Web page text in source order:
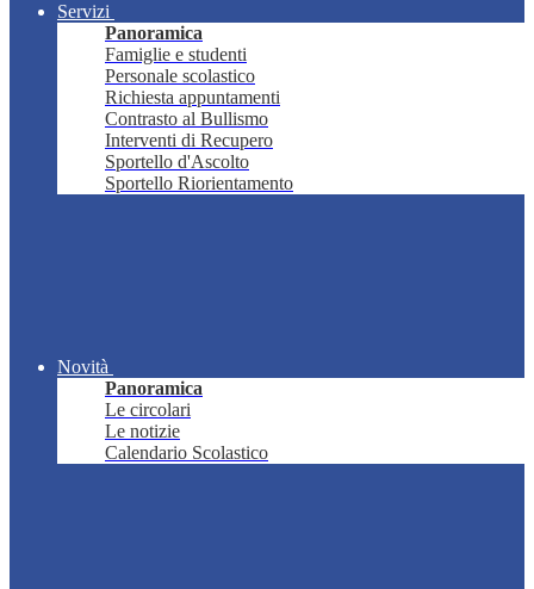
Servizi
Panoramica
Famiglie e studenti
Personale scolastico
Richiesta appuntamenti
Contrasto al Bullismo
Interventi di Recupero
Sportello d'Ascolto
Sportello Riorientamento
Novità
Panoramica
Le circolari
Le notizie
Calendario Scolastico